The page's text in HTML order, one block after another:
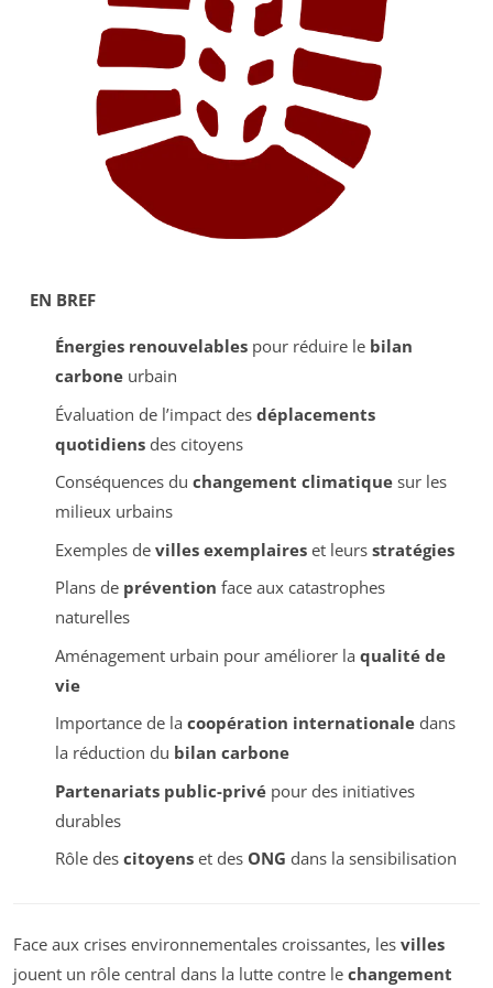
EN BREF
Énergies renouvelablespour réduire le bilan
carboneurbain
Évaluation de l’impact des déplacements
quotidiensdes citoyens
Conséquences du changement climatiquesur les
milieux urbains
Exemples de villes exemplaireset leurs stratégies
Plans de prévention face aux catastrophes
naturelles
Aménagement urbain pour améliorer la qualité de
vie
Importance de la coopération internationaledans
la réduction du bilan carbone
Partenariats public-privépour des initiatives
durables
Rôle des citoyenset des ONG dans la sensibilisation
Face aux crises environnementales croissantes, les villes
jouent un rôle central dans la lutte contre le changement